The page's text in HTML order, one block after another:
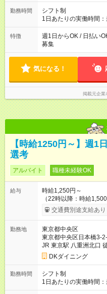
勤務時間
シフト制
1日あたりの実働時間
しては翌5:00まで） ★
OK◎ ※22時以降勤務は
特徴
週1日からOK / 日払い
募集
気になる！
掲載元企業
【時給1250円～】週1
選考
アルバイト 職種未経験OK
給与
時給1,250円～
（22時以降：時給
食事補助あり⇒1食200
大3万円支
交通費別途支給あり
勤務地
東京都中央区
東京都中央区日本橋3-
JR 東京駅 八重洲北口
DKダイニング
勤務時間
シフト制
1日あたりの実働時間
から週3日～OK ★1日